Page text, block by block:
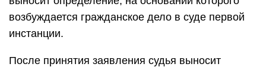
возбуждается гражданское дело в суде первой
инстанции.
После принятия заявления судья выносит